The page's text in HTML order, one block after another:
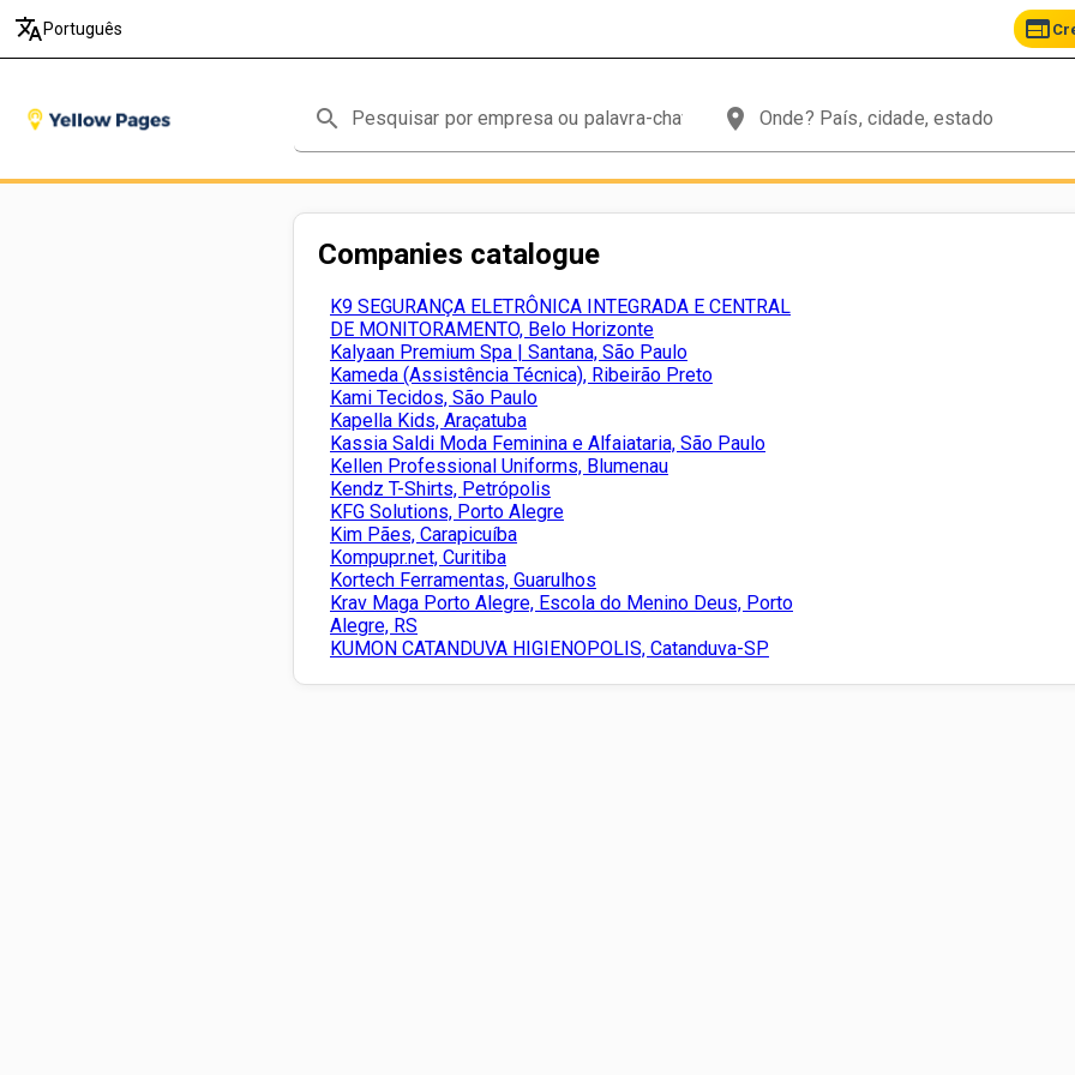
translate Português web
search place
Companies catalogue
K9 SEGURANÇA ELETRÔNICA INTEGRADA E CENTRAL
DE MONITORAMENTO, Belo Horizonte
Kalyaan Premium Spa | Santana, São Paulo
Kameda (Assistência Técnica), Ribeirão Preto
Kami Tecidos, São Paulo
Kapella Kids, Araçatuba
Kassia Saldi Moda Feminina e Alfaiataria, São Paulo
Kellen Professional Uniforms, Blumenau
Kendz T-Shirts, Petrópolis
KFG Solutions, Porto Alegre
Kim Pães, Carapicuíba
Kompupr.net, Curitiba
Kortech Ferramentas, Guarulhos
Krav Maga Porto Alegre, Escola do Menino Deus, Porto
Alegre, RS
KUMON CATANDUVA HIGIENOPOLIS, Catanduva-SP